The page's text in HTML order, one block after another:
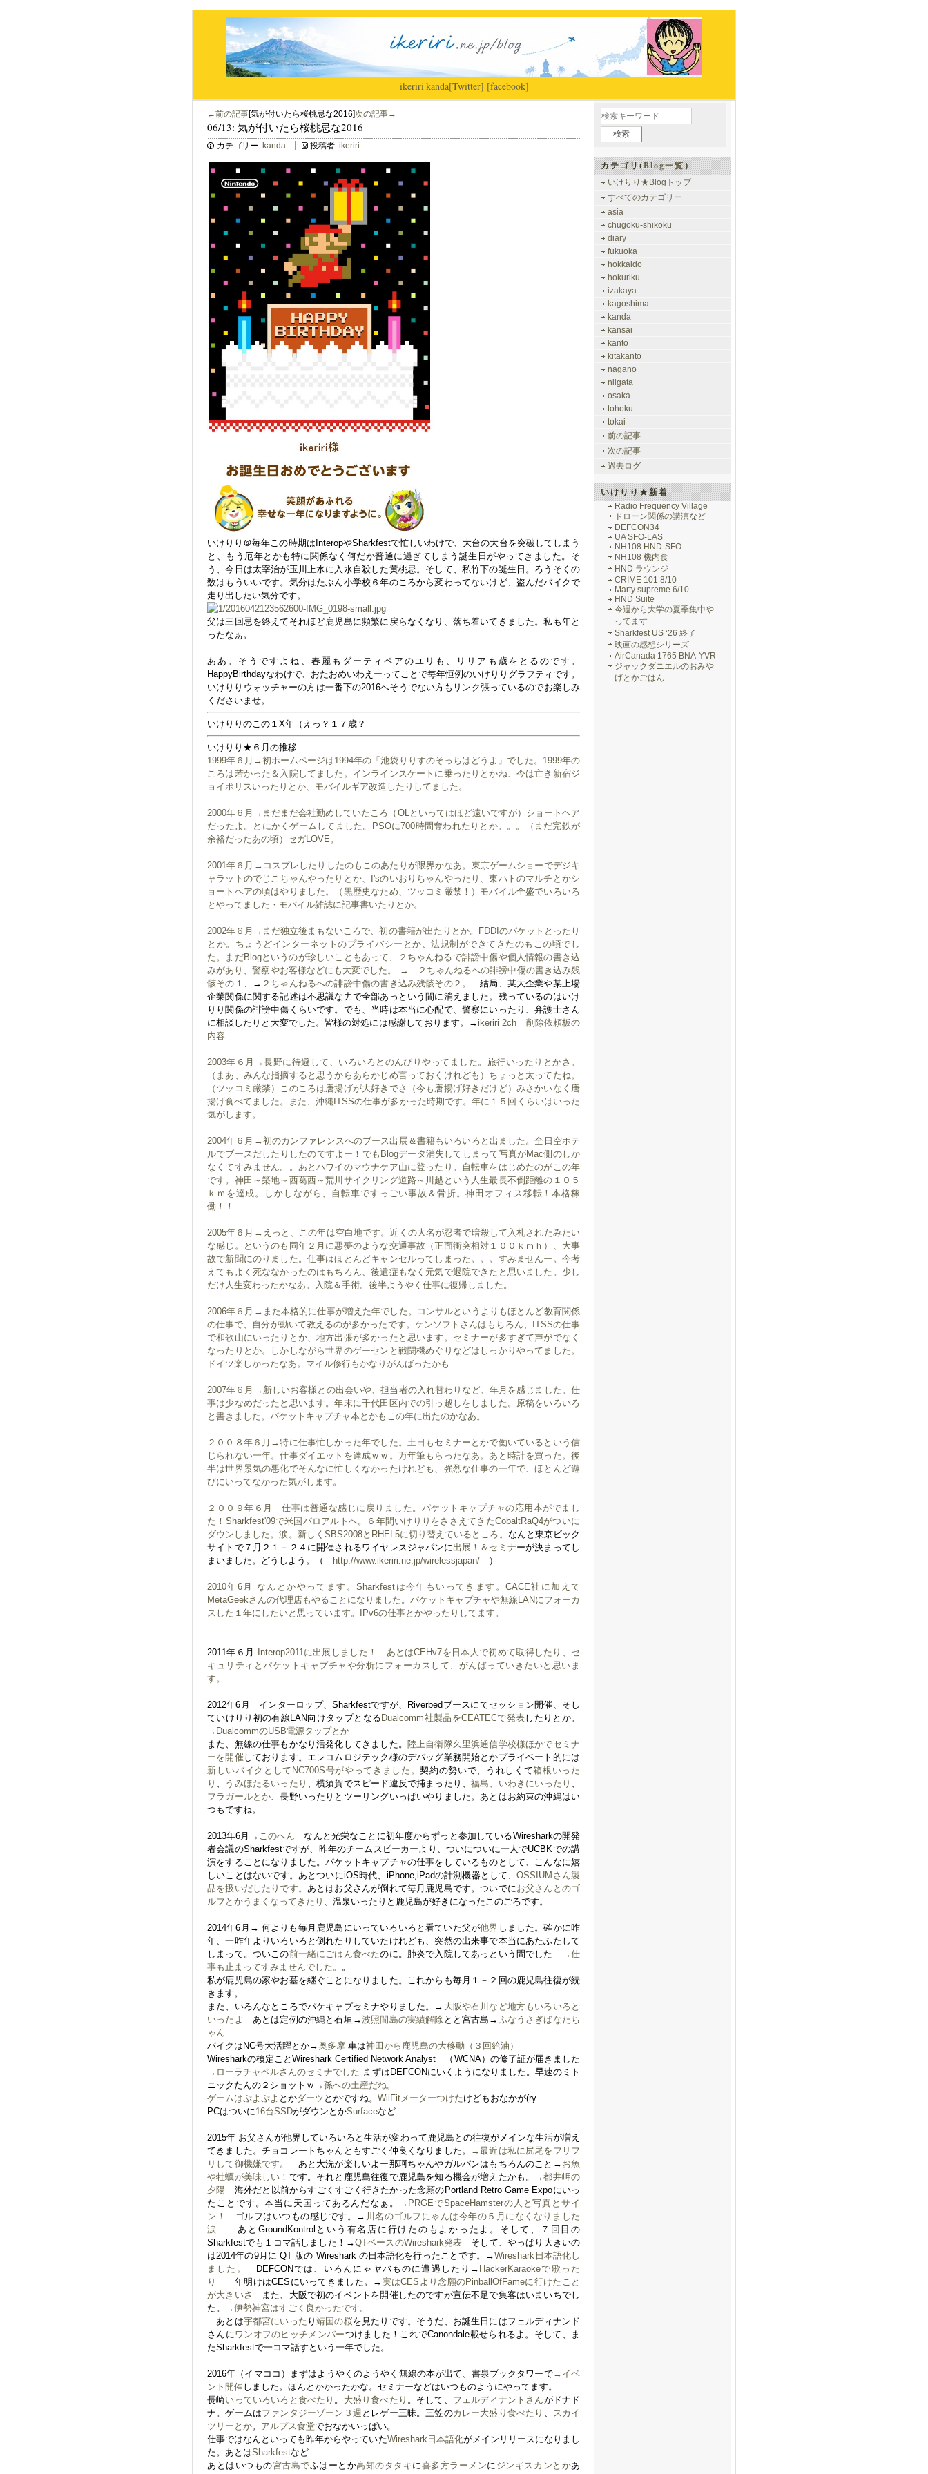
ikeriri|kanda[Twitter] [facebook]
←前の記事[気が付いたら桜桃忌な2016]次の記事→
06/13: 気が付いたら桜桃忌な2016
カテゴリー: kanda 投稿者: ikeriri
いけりり＠毎年この時期はInteropやSharkfestで忙しいわけで、大台の大台を突破してしまう
と、もう厄年とかも特に関係なく何だか普通に過ぎてしまう誕生日がやってきました。そ
う、今日は太宰治が玉川上水に入水自殺した黄桃忌。そして、私竹下の誕生日。ろうそくの
数はもういいです。気分はたぶん小学校６年のころから変わってないけど、盗んだバイクで
走り出したい気分です。
父は三回忌を終えてそれほど鹿児島に頻繁に戻らなくなり、落ち着いてきました。私も年と
ったなぁ。
ああ。そうですよね、春麗もダーティペアのユリも、リリアも歳をとるのです。
HappyBirthdayなわけで、おたおめいわえーってことで毎年恒例のいけりりグラフティです。
いけりりウォッチャーの方は一番下の2016へそうでない方もリンク張っているのでお楽しみ
くださいませ。
いけりりのこの１X年（えっ？１７歳？
いけりり★６月の推移
1999年６月→初ホームページは1994年の「池袋りりすのそっちはどうよ」でした。1999年の
ころは若かった＆入院してました。インラインスケートに乗ったりとかね、今は亡き新宿ジ
ョイポリスいったりとか、モバイルギア改造したりしてました。
2000年６月→まだまだ会社勤めしていたころ（OLといってはほど遠いですが）ショートヘア
だったよ。とにかくゲームしてました。PSOに700時間奪われたりとか。。。（まだ完鉄が
余裕だったあの頃）セガLOVE。
2001年６月→コスプレしたりしたのもこのあたりが限界かなあ。東京ゲームショーでデジキ
ャラットのでじこちゃんやったりとか、I'sのいおりちゃんやったり、東ハトのマルチとかシ
ョートヘアの頃はやりました。（黒歴史なため、ツッコミ厳禁！）モバイル全盛でいろいろ
とやってました・モバイル雑誌に記事書いたりとか。
2002年６月→まだ独立後まもないころで、初の書籍が出たりとか。FDDIのパケットとったり
とか。ちょうどインターネットのプライバシーとか、法規制ができてきたのもこの頃でし
た。まだBlogというのが珍しいこともあって、２ちゃんねるで誹謗中傷や個人情報の書き込
みがあり、警察やお客様などにも大変でした。 →
２ちゃんねるへの誹謗中傷の書き込み残
骸その１ 、→ ２ちゃんねるへの誹謗中傷の書き込み残骸その２。
結局、某大企業や某上場
企業関係に関する記述は不思議な力で全部あっという間に消えました。残っているのはいけ
りり関係の誹謗中傷くらいです。でも、当時は本当に心配で、警察にいったり、弁護士さん
に相談したりと大変でした。皆様の対処には感謝しております。→ikeriri 2ch 削除依頼板の
内容
2003年６月→長野に待避して、いろいろとのんびりやってました。旅行いったりとかさ。
（まあ、みんな指摘すると思うからあらかじめ言っておくけれども）ちょっと太ってたね。
（ツッコミ厳禁）このころは唐揚げが大好きでさ（今も唐揚げ好きだけど）みさかいなく唐
揚げ食べてました。また、沖縄ITSSの仕事が多かった時期です。年に１５回くらいはいった
気がします。
2004年６月→初のカンファレンスへのブース出展＆書籍もいろいろと出ました。全日空ホテ
ルでブースだしたりしたのですよー！でもBlogデータ消失してしまって写真がMac側のしか
なくてすみません。。あとハワイのマウナケア山に登ったり。自転車をはじめたのがこの年
です。神田～築地～西葛西～荒川サイクリング道路～川越という人生最長不倒距離の１０５
ｋｍを達成。しかしながら、自転車ですっごい事故＆骨折。神田オフィス移転！本格稼
働！！
2005年６月→えっと、この年は空白地です。近くの大名が忍者で暗殺して入札されたみたい
な感じ。というのも同年２月に悪夢のような交通事故（正面衝突相対１００ｋｍｈ）、大事
故で新聞にのりました。仕事はほとんどキャンセルってしまった。。。すみませんー。今考
えてもよく死ななかったのはもちろん、後遺症もなく元気で退院できたと思いました。少し
だけ人生変わったかなあ。入院＆手術。後半ようやく仕事に復帰しました。
2006年６月→また本格的に仕事が増えた年でした。コンサルというよりもほとんど教育関係
の仕事で、自分が動いて教えるのが多かったです。ケンソフトさんはもちろん、ITSSの仕事
で和歌山にいったりとか、地方出張が多かったと思います。セミナーが多すぎて声がでなく
なったりとか。しかしながら世界のゲーセンと戦闘機めぐりなどはしっかりやってました。
ドイツ楽しかったなあ。マイル修行もかなりがんばったかも
2007年６月→新しいお客様との出会いや、担当者の入れ替わりなど、年月を感じました。仕
事は少なめだったと思います。年末に千代田区内での引っ越しをしました。原稿をいろいろ
と書きました。パケットキャプチャ本とかもこの年に出たのかなあ。
２００８年６月→特に仕事忙しかった年でした。土日もセミナーとかで働いているという信
じられない一年。仕事ダイエットを達成ｗｗ。万年筆もらったなあ。あと時計を買った。後
半は世界景気の悪化でそんなに忙しくなかったけれども、強烈な仕事の一年で、ほとんど遊
びにいってなかった気がします。
２００９年６月 仕事は普通な感じに戻りました。パケットキャプチャの応用本がでまし
た！Sharkfest'09で米国パロアルトへ。６年間いけりりをささえてきたCobaltRaQ4がついに
ダウンしました。涙。新しくSBS2008とRHEL5に切り替えているところ。 なんと東京ビック
サイトで７月２１－２４に開催されるワイヤレスジャパンに出展！＆セミナーが決まってし
まいました。どうしよう。（
http://www.ikeriri.ne.jp/wirelessjapan/ ）
2010年6月 なんとかやってます。Sharkfestは今年もいってきます。CACE社に加えて
MetaGeekさんの代理店もやることになりました。パケットキャプチャや無線LANにフォーカ
スした１年にしたいと思っています。IPv6の仕事とかやったりしてます。
2011年６月 Interop2011に出展しました！
あとはCEHv7を日本人で初めて取得したり、セ
キュリティとパケットキャプチャや分析にフォーカスして、がんばっていきたいと思いま
す。
2012年6月 インターロップ、Sharkfestですが、Riverbedブースにてセッション開催、そし
ていけりり初の有線LAN向けタップとなる Dualcomm社製品をCEATECで発表したりとか。
→ DualcommのUSB電源タップとか
また、無線の仕事もかなり活発化してきました。 陸上自衛隊久里浜通信学校様ほかでセミナ
ーを開催 しております。エレコムロジテック様のデバッグ業務開始とかプライベート的には
新しいバイクとしてNC700S号がやってきました。契約の勢いで、うれしくて箱根いった
り 、 うみほたるいったり 、横須賀でスピード違反で捕まったり、福島、いわきにいったり 、
フラガールとか、長野いったりとツーリングいっぱいやりました。あとはお約束の沖縄はい
つもですね。
2013年6月→ このへん なんと光栄なことに初年度からずっと参加しているWiresharkの開発
者会議のSharkfestですが、昨年のチームスピーカーより、ついについに一人でUCBKでの講
演をすることになりました。パケットキャプチャの仕事をしているものとして、こんなに嬉
しいことはないです。あとついにiOS時代、iPhone,iPadの計測機器として、OSSIUMさん製
品を扱いだしたりです。 あとはお父さんが倒れて毎月鹿児島です。ついでにお父さんとのゴ
ルフとかうまくなってきたり 、温泉いったりと鹿児島が好きになったこのごろです。
2014年6月→ 何よりも毎月鹿児島にいっていろいろと看ていた父が他界 しました。確かに昨
年、一昨年よりいろいろと倒れたりしていたけれども、突然の出来事で本当にあたふたして
しまって。ついこの前一緒にごはん食べたのに。肺炎で入院してあっという間でした →仕
事も止まってすみませんでした。 。
私が鹿児島の家やお墓を継ぐことになりました。これからも毎月１－２回の鹿児島往復が続
きます。
また、いろんなところでパケキャプセミナやりました。→ 大阪や石川など地方もいろいろと
いったよ
あとは定例の沖縄と石垣→波照間島の実績解除 とと宮古島→ ふなうさぎばなたち
ゃん
バイクはNC号大活躍とか→奥多摩 車は神田から鹿児島の大移動（３回給油）
Wiresharkの検定ことWireshark Certified Network Analyst （WCNA）の修了証が届きました
→ ローラチャペルさんのセミナでした まずはDEFCONにいくようになりました。早速のミト
ニックたんの２ショットｗ→孫への土産だね。
ゲームはぷよぷよ とかダーツ とかですね。 WiiFitメーターつけたけどもおなかが(ry
PCはついに16台SSDがダウンとかSurfaceなど
2015年 お父さんが他界していろいろと生活が変わって鹿児島との往復がメインな生活が増え
てきました。チョコレートちゃんともすごく仲良くなりました。
→最近は私に尻尾をフリフ
リして御機嫌です。
あと大洗が楽しいよー那珂ちゃんやガルパンはもちろんのこと→ お魚
や牡蠣が美味しい！ です。それと鹿児島往復で鹿児島を知る機会が増えたかも。→都井岬の
夕陽 海外だと以前からすごくすごく行きたかった念願のPortland Retro Game Expoにいっ
たことです。本当に天国ってあるんだなぁ。→ PRGEでSpaceHamsterの人と写真とサイ
ン！
ゴルフはいつもの感じです。→ 川名のゴルフにゃんは今年の５月になくなりました
涙
あとGroundKontrolという有名店に行けたのもよかったよ。そして、７回目の
Sharkfestでも１コマ話しました！→QTベースのWireshark発表 そして、やっぱり大きいの
は2014年の9月に QT 版の Wireshark の日本語化を行ったことです。→Wireshark日本語化し
ました。
DEFCONでは、いろんにゃヤバものに遭遇したり→ HackerKaraokeで歌った
り
年明けはCESにいってきました。→ 実はCESより念願のPinballOfFameに行けたこと
が大きいさ
また、大阪で初のイベントを開催したのですが宣伝不足で集客はいまいちでし
た。→伊勢神宮はすごく良かったです。
あとは宇都宮にいった り靖国の桜を見たりです。そうだ、お誕生日にはフェルディナンド
さんにワンオフのヒッチメンバーつけました！これでCanondale載せられるよ。そして、ま
たSharkfestで一コマ話すという一年でした。
2016年（イマココ）まずはようやくのようやく無線の本が出て、書泉ブックタワーで→イベ
ント開催 しました。ほんとかかったかな。セミナーなどはいつものようにやってます。
長崎いっていろいろと食べたり 。 大盛り食べたり 。そして、 フェルディナントさんがドナド
ナ。ゲームはファンタジーゾーン３週 とレゲー三昧。三笠のカレー大盛り食べたり 、 スカイ
ツリーとか。 アルプス食堂でおなかいっぱい。
仕事ではなんといっても昨年からやっていたWireshark日本語化がメインリリースになりまし
た。あとはSharkfestなど
あとはいつもの宮古島でふはーとか高知のタタキに喜多方ラーメンに ジンギスカンとかあ
カテゴリ(Blog一覧）
いけりり★Blogトップ
すべてのカテゴリー
asia
chugoku-shikoku
diary
fukuoka
hokkaido
hokuriku
izakaya
kagoshima
kanda
kansai
kanto
kitakanto
nagano
niigata
osaka
tohoku
tokai
前の記事
次の記事
過去ログ
いけりり★新着
Radio Frequency Village
ドローン関係の講演など
DEFCON34
UA SFO-LAS
NH108 HND-SFO
NH108 機内食
HND ラウンジ
CRIME 101 8/10
Marty supreme 6/10
HND Suite
今週から大学の夏季集中や
ってます
Sharkfest US ‘26 終了
映画の感想シリーズ
AirCanada 1765 BNA-YVR
ジャックダニエルのおみや
げとかごはん